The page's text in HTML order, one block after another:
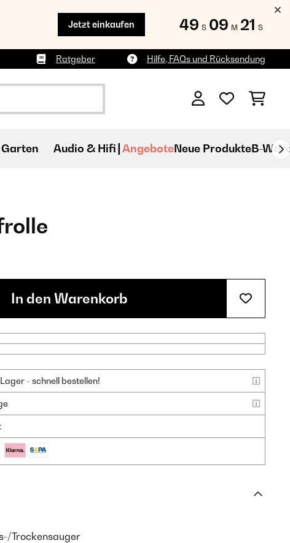
Jetzt einkaufen 49 S 09 M 20 S
Ratgeber Hilfe, FAQs und Rücksendung
Garten Audio & Hifi AngeboteNeue ProdukteB-
In den Warenkorb
- schnell bestellen!
Trockensauger